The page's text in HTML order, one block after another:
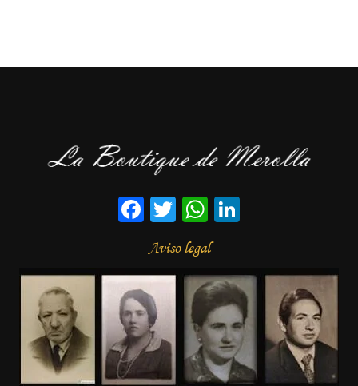
Facebook
TwitterWhatsApp
Aviso legal